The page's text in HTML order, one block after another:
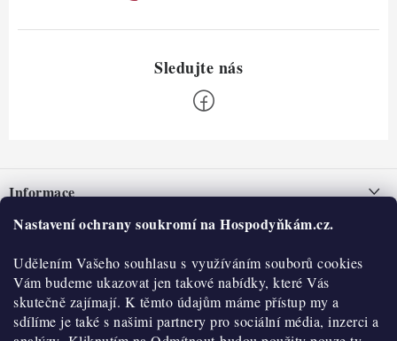
Nastavení ochrany soukromí na Hospodyňkám.cz.
Udělením Vašeho souhlasu s využíváním souborů cookies
Vám budeme ukazovat jen takové nabídky, které Vás
skutečně zajímají. K těmto údajům máme přístup my a
sdílíme je také s našimi partnery pro sociální média, inzerci a
pInformace
Nepřevzetí zásilky na dobírku
Obchodní podmínky
Hodnocení obchodu
Blog
O nás
Historie
Kontakty
O nákupu
Reklamace a vratky